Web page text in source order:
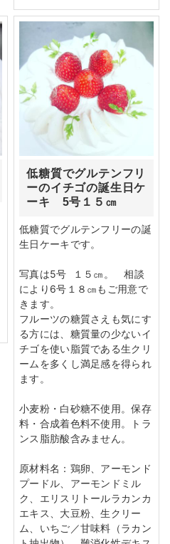
低糖質でグルテンフリ
ーのイチゴの誕生日ケ
ーキ 5号１５㎝
低糖質でグルテンフリーの誕
生日ケーキです。
写真は5号 １５㎝。 相談
により6号１８㎝もご用意で
きます。
フルーツの糖質さえも気にす
る方には、糖質量の少ないイ
チゴを使い脂質である生クリ
ームを多くし満足感を得られ
ます。
小麦粉・白砂糖不使用。保存
料・合成着色料不使用。トラ
ンス脂肪酸含みません。
原材料名：鶏卵、アーモンド
プードル、アーモンドミル
ク、エリスリトールラカンカ
エキス、大豆粉、生クリー
ム、いちご／甘味料（ラカン